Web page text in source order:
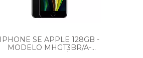
IPHONE SE APPLE 128GB -
MODELO MHGT3BR/A-